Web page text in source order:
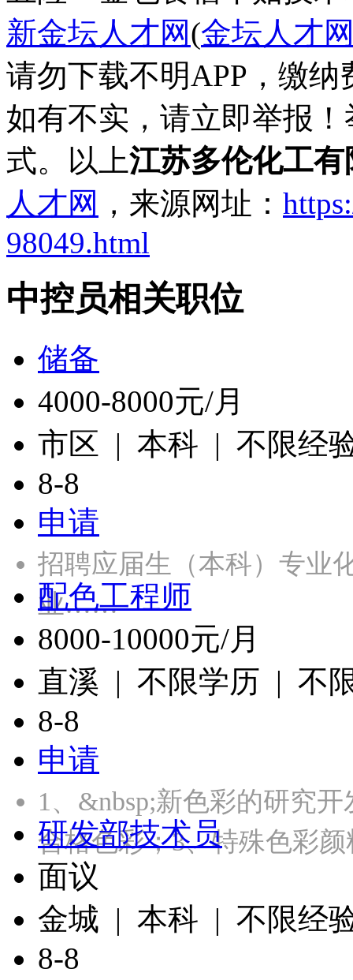
新金坛人才网(金坛人才
请勿下载不明APP，缴
如有不实，请立即举报
式。以上江苏多伦化工
人才网 ，来源网址：
98049.html
中控员相关职位
储备
4000-8000元/月
市区 | 本科 | 不限经
8-8
申请
招聘应届生（本科）专业
业……
配色工程师
8000-10000元/月
直溪 | 不限学历 | 不
8-8
申请
1、&nbsp;新色彩的研究
合格色彩；3、特殊色彩
研发部技术员
面议
金城 | 本科 | 不限经
8-8